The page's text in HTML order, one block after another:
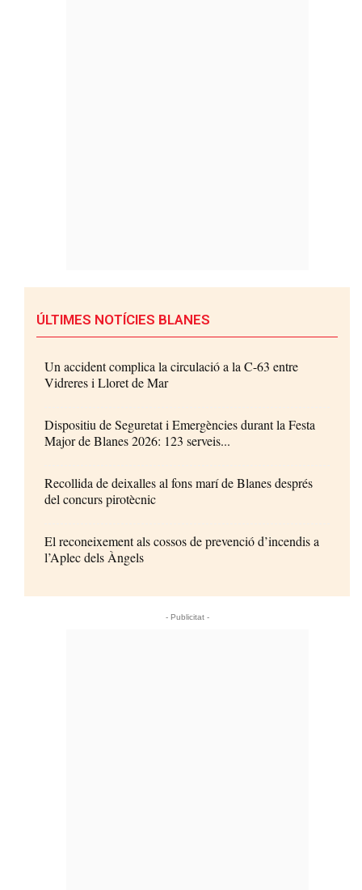
ÚLTIMES NOTÍCIES BLANES
Un accident complica la circulació a la C-63 entre
Vidreres i Lloret de Mar
Dispositiu de Seguretat i Emergències durant la Festa
Major de Blanes 2026: 123 serveis...
Recollida de deixalles al fons marí de Blanes després
del concurs pirotècnic
El reconeixement als cossos de prevenció d’incendis a
l’Aplec dels Àngels
- Publicitat -